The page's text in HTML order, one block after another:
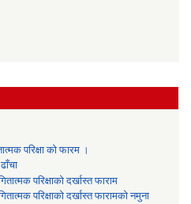
परिक्षा को फारम ।
परिक्षाको दर्खास्त फाराम
परिक्षाको दर्खास्त फारामको नमुना